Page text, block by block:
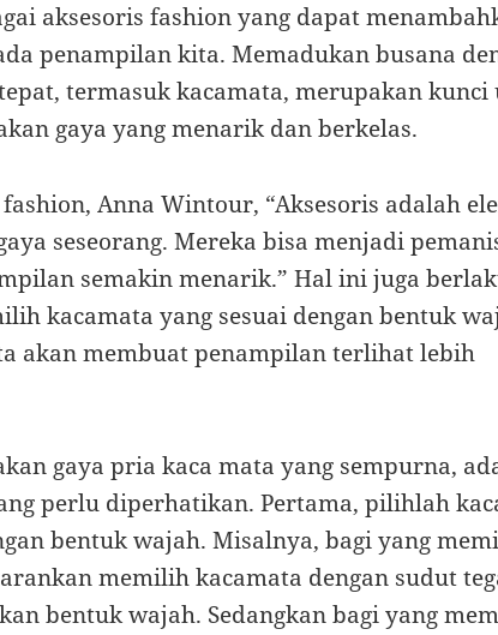
aksesoris fashion yang dapat
penampilan kita. Memadukan busana
termasuk kacamata, merupakan kunci
gaya yang menarik dan berkelas.
Anna Wintour, “Aksesoris adalah
seseorang. Mereka bisa menjadi
semakin menarik.” Hal ini juga
kacamata yang sesuai dengan bentuk
akan membuat penampilan terlihat lebih
gaya pria kaca mata yang sempurna,
perlu diperhatikan. Pertama, pilihlah
bentuk wajah. Misalnya, bagi yang
memilih kacamata dengan sudut
bentuk wajah. Sedangkan bagi yang